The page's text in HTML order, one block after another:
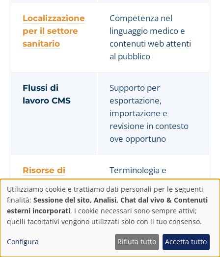
Localizzazione
per il settore
sanitario
Competenza nel
linguaggio medico e
contenuti web attenti
al pubblico
Flussi di
lavoro CMS
Supporto per
esportazione,
importazione e
revisione in contesto
ove opportuno
Risorse di
Terminologia e
memorie di traduzione
per aggiornamenti
ricorrenti
Impostazioni
sulla
privacy
Utilizziamo cookie e trattiamo dati personali per le seguenti
finalità: Sessione del sito, Analisi, Chat dal vivo & Contenuti
esterni incorporati. I cookie necessari sono sempre attivi;
quelli facoltativi vengono utilizzati solo con il tuo consenso.
Configura Rifiuta tutto Accetta tutto